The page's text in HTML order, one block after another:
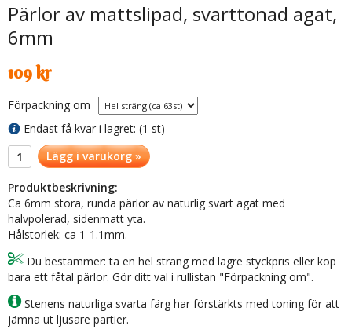
Pärlor av mattslipad, svarttonad agat,
6mm
109 kr
Förpackning om
Endast få kvar i lagret: (1 st)
Lägg i varukorg »
Produktbeskrivning:
Ca 6mm stora, runda pärlor av naturlig svart agat med
halvpolerad, sidenmatt yta.
Hålstorlek: ca 1-1.1mm.
Du bestämmer: ta en hel sträng med lägre styckpris eller köp
bara ett fåtal pärlor. Gör ditt val i rullistan "Förpackning om".
Stenens naturliga svarta färg har förstärkts med toning för att
jämna ut ljusare partier.